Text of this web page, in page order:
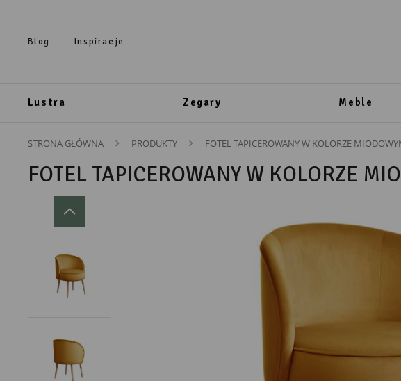
Blog Inspiracje
Lustra Zegary Meble
STRONA GŁÓWNA PRODUKTY FOTEL TAPICEROWANY W KOLORZE
FOTEL TAPICEROWANY W KOLORZE